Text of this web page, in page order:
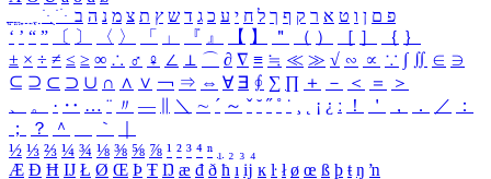
ִֶֹ ֻּ ׁׂ פ ם ן ו ט א ר ק ף ך ל ח י ע כ ג ד ש ץ ת צ מ נ ה ב
‘ ’ “ ” 〔 〕 〈 〉 「 」 『 』 【 】 ＂ （ ） ［ ］ ｛ ｝
± × ÷ ≠ ≤ ≥ ∞ ∴ ♂ ♀ ∠ ⊥ ⌒ ∂ ∇ ≡ ≒ ≪ ≫ √ ∽ ∝ ∵ ∫ ∬ ∈ ∋
⊆ ⊇ ⊂ ⊃ ∪ ∩ ∧ ∨ ￢ ⇒ ⇔ ∀ ∃ ∮ ∑ ∏ ＋ － ＜ ＝
＞
、
。 · ‥ … ¨ 〃 ― ＼ ∼ ´ ～ ˇ ˘ ˝ ˚ ˙ ¸ ¡ ¿ ː ！ ＇ ， ． ／
：
；
？ ＾ ｀
½ ⅓ ⅔ ¼ ¾ ⅛ ⅜ ⅝ ⅞ ¹ ² ³ ⁴ ⁿ ₁ ₂ ₃ ₄
Æ Ð Ħ Ĳ Ł Ø Œ Þ Ŧ Ŋ æ đ ð ħ ı ĳ ĸ ŀ ł ø œ ß þ ŧ ŋ ŉ